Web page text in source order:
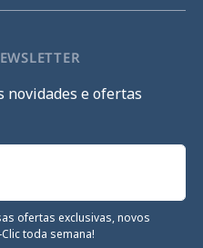
novidades e ofertas
ofertas exclusivas, novos
toda semana!